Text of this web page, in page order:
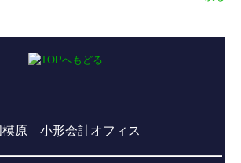
模原 小形会計オフィス